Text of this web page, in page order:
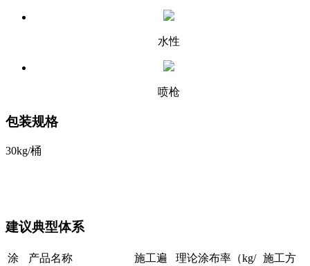
水性
喷枪
包装规格
30kg/桶
建议典型体系
涂
产品名称
施工遍
理论涂布率（kg/ 施工方